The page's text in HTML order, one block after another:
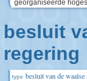
georganiseerde
besluit
regering
type besluit van de waalse